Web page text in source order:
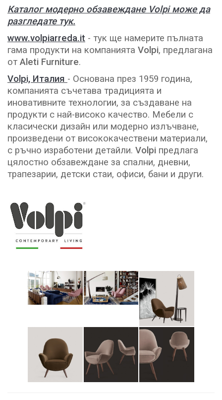
Каталог модерно обзавеждане Volpi може да
разгледате тук.
www.volpiarreda.it - тук ще намерите пълната
гама продукти на компанията Volpi, предлагана
от Aleti Furniture.
Volpi, Италия - Основана през 1959 година,
компанията съчетава традицията и
иновативните технологии, за създаване на
продукти с най-високо качество. Мебели с
класически дизайн или модерно излъчване,
произведени от висококачествени материали,
с ръчно изработени детайли. Volpi предлага
цялостно обзавеждане за спални, дневни,
трапезарии, детски стаи, офиси, бани и други.